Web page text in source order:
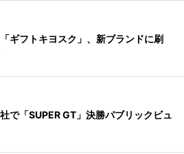
ギフトキヨスク」、新ブランドに刷
で「SUPER GT」決勝パブリックビュ